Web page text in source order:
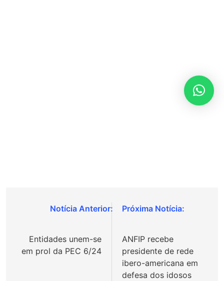
Navegação
Post
Entidades unem-se
em prol da PEC 6/24
ANFIP recebe
presidente de rede
ibero-americana em
defesa dos idosos